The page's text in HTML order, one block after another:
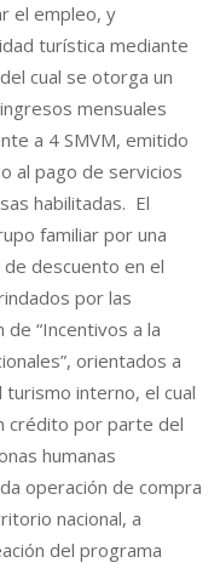
el empleo, y
turística mediante
cual se otorga un
mensuales
a 4 SMVM, emitido
al pago de servicios
habilitadas. El
familiar por una
descuento en el
por las
“Incentivos a la
orientados a
interno, el cual
crédito por parte del
humanas
operación de compra
nacional, a
del programa